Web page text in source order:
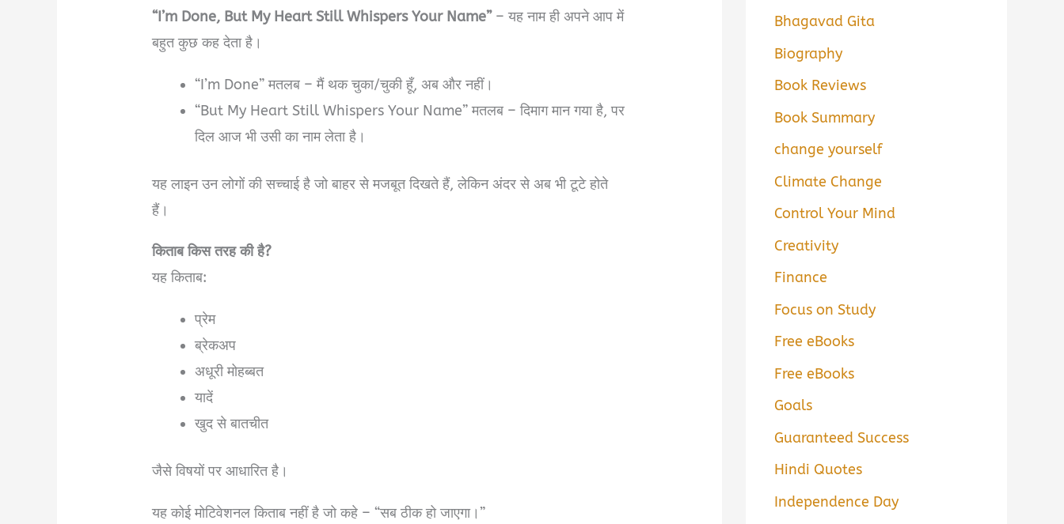
“I’m Done, But My Heart Still Whispers Your Name”– यह नाम ही अपने आप में
बहुत कुछ कह देता है।
“I’m Done” मतलब – मैं थक चुका/चुकी हूँ, अब और नहीं।
“But My Heart Still Whispers Your Name” मतलब – दिमाग मान गया है, पर
दिल आज भी उसी का नाम लेता है।
यह लाइन उन लोगों की सच्चाई है जो बाहर से मजबूत दिखते हैं, लेकिन अंदर से अब भी टूटे होते
हैं।
किताब किस तरह की है?
यह किताब:
प्रेम
ब्रेकअप
अधूरी मोहब्बत
यादें
खुद से बातचीत
जैसे विषयों पर आधारित है।
यह कोई मोटिवेशनल किताब नहीं है जो कहे – “सब ठीक हो जाएगा।”
Bhagavad Gita
Biography
Book Reviews
Book Summary
change yourself
Climate Change
Control Your Mind
Creativity
Finance
Focus on Study
Free eBooks
Free eBooks
Goals
Guaranteed Success
Hindi Quotes
Independence Day